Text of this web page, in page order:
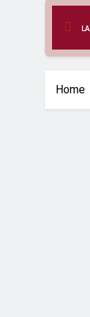
Home